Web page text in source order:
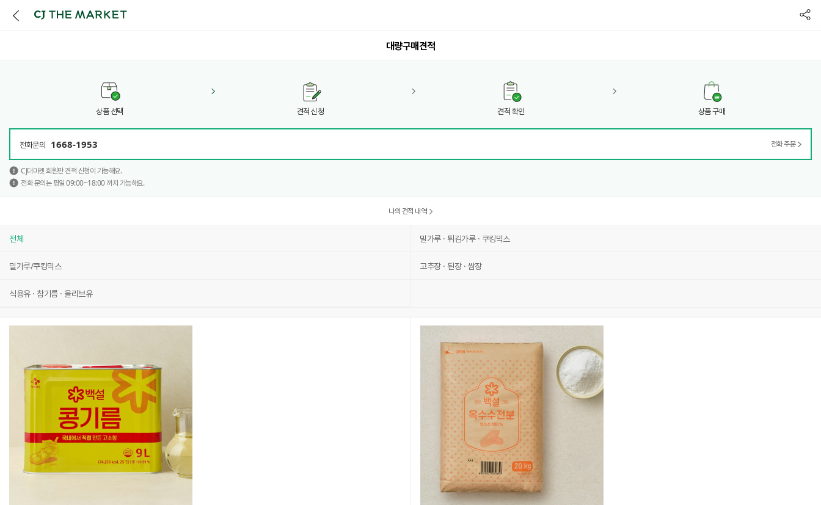
공
대량구매견적
상품 선택 견적 신청 견적 확인 상품 구매
전화문의 1668-1953 전화 주문
CJ더마켓 회원만 견적 신청이 가능해요.
전화 문의는 평일 09:00~18:00 까지 가능해요.
나의 견적 내역
전체 밀가루 · 튀김가루 · 쿠킹믹스
밀가루/쿠킹믹스 고추장 · 된장 · 쌈장
식용유 · 참기름 · 올리브유